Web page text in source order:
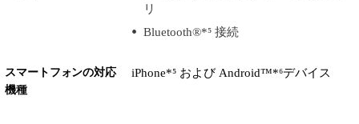
リ
Bluetooth®*⁵ 接続
スマートフォンの対応
機種
iPhone*⁵ および Android™*⁶デバイス